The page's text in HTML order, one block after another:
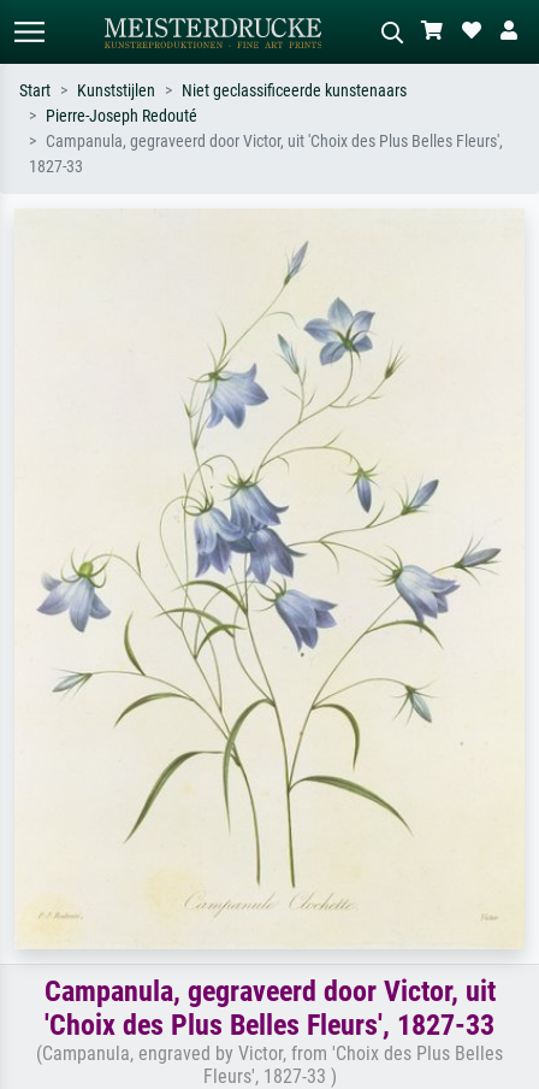
Standaard zoeken AI-beeldzoeker
Zoek op kunstenaar, titel of stijl – bijv.
Start Kunststijlen
Niet geclassificeerde kunstenaars
Pierre-Joseph Redouté
Campanula, gegraveerd door Victor, uit 'Choix des Plus Belles Fleurs',
1827-33
Campanula, gegraveerd door Victor, uit
'Choix des Plus Belles Fleurs', 1827-33
(Campanula, engraved by Victor, from 'Choix des Plus Belles
Fleurs', 1827-33 )